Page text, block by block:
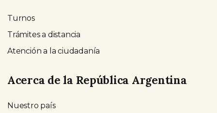
Turnos
Trámites a distancia
Atención a la ciudadanía
Acerca de la República Argentina
Nuestro país